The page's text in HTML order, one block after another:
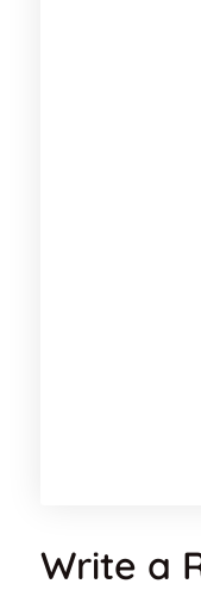
Write a